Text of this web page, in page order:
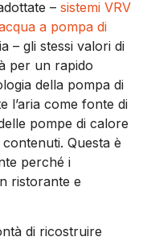
– sistemi VRV
a pompa di
– gli stessi valori di
per un rapido
della pompa di
l’aria come fonte di
pompe di calore
Questa è
perché i
ristorante e
di ricostruire